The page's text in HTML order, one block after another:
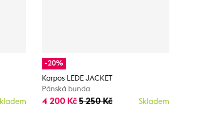
-20%
Karpos LEDE JACKET
Pánská bunda
4 200 Kč 5 250 Kč Skladem